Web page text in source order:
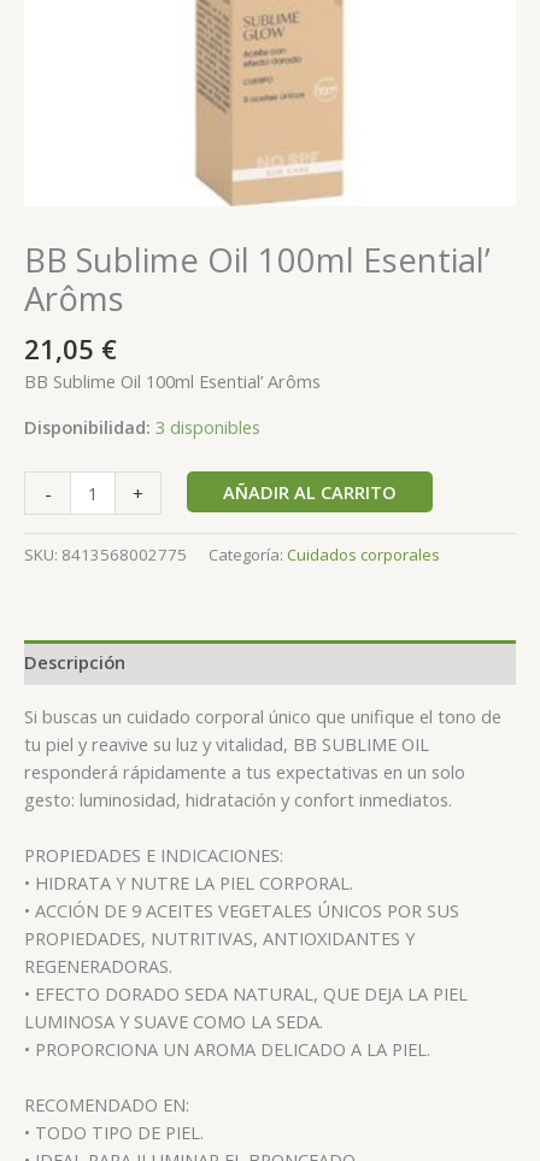
BB Sublime Oil 100ml Esential’
Arôms
21,05 €
BB Sublime Oil 100ml Esential’ Arôms
Disponibilidad: 3 disponibles
- + AÑADIR AL CARRITO
SKU: 8413568002775 Categoría: Cuidados corporales
Descripción
Si buscas un cuidado corporal único que unifique el tono de
tu piel y reavive su luz y vitalidad, BB SUBLIME OIL
responderá rápidamente a tus expectativas en un solo
gesto: luminosidad, hidratación y confort inmediatos.
PROPIEDADES E INDICACIONES:
• HIDRATA Y NUTRE LA PIEL CORPORAL.
• ACCIÓN DE 9 ACEITES VEGETALES ÚNICOS POR SUS
PROPIEDADES, NUTRITIVAS, ANTIOXIDANTES Y
REGENERADORAS.
• EFECTO DORADO SEDA NATURAL, QUE DEJA LA PIEL
LUMINOSA Y SUAVE COMO LA SEDA.
• PROPORCIONA UN AROMA DELICADO A LA PIEL.
RECOMENDADO EN:
• TODO TIPO DE PIEL.